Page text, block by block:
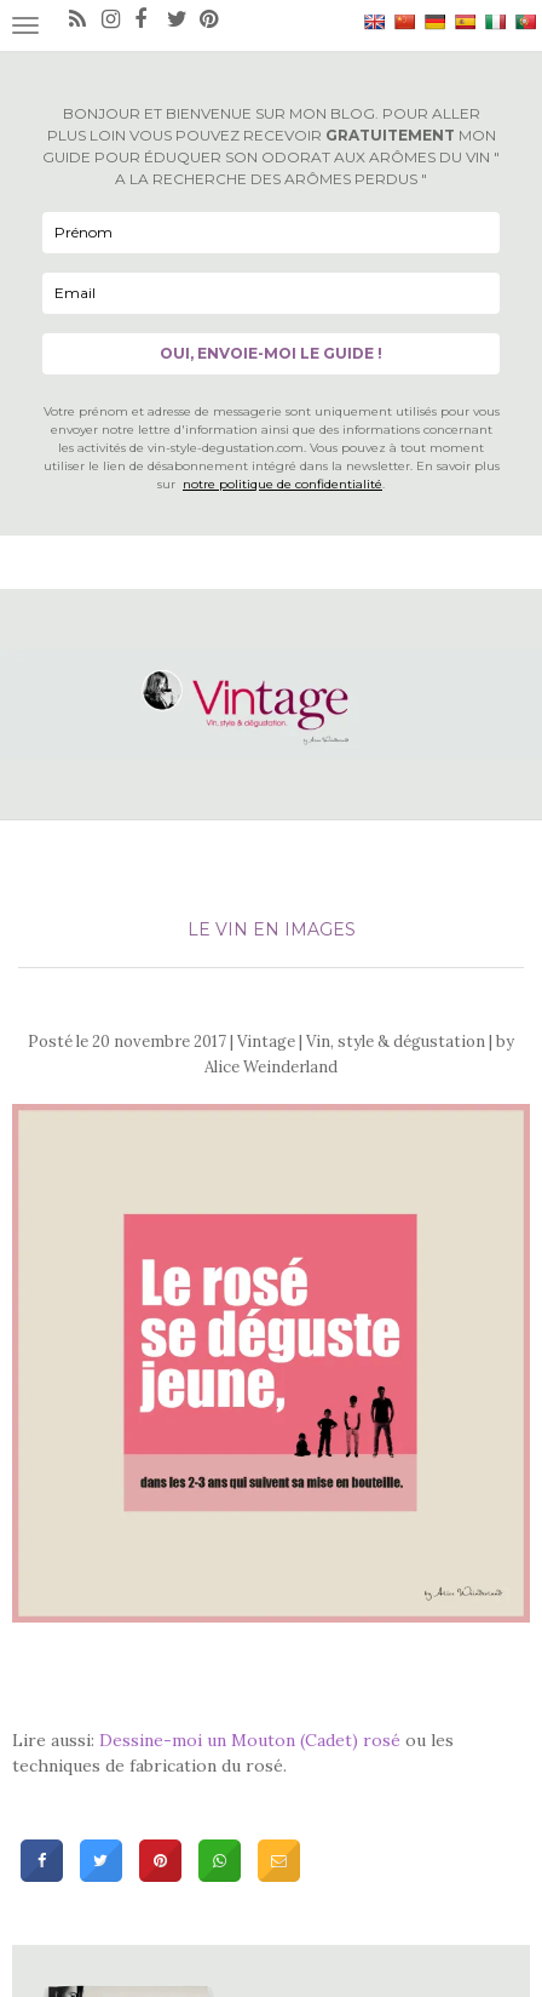
×
BONJOUR ET BIENVENUE SUR MON BLOG. POUR ALLER
PLUS LOIN VOUS POUVEZ RECEVOIR GRATUITEMENT MON
GUIDE POUR ÉDUQUER SON ODORAT AUX ARÔMES DU VIN "
A LA RECHERCHE DES ARÔMES PERDUS "
Votre prénom et adresse de messagerie sont uniquement utilisés pour vous
envoyer notre lettre d'information ainsi que des informations concernant
les activités de vin-style-degustation.com. Vous pouvez à tout moment
utiliser le lien de désabonnement intégré dans la newsletter. En savoir plus
sur notre politique de confidentialité.
OUVRIR/FERMER LA NAVIGATION
LE VIN EN IMAGES
Posté le20 novembre 2017| Vintage | Vin, style & dégustation | by
Alice Weinderland
Lire aussi: Dessine-moi un Mouton (Cadet) rosé ou les
techniques de fabrication du rosé.